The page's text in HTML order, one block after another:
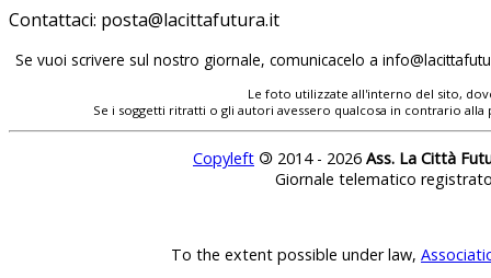
Contattaci: posta@lacittafutura.it
Se vuoi scrivere sul nostro giornale, comunicacelo a
Le foto utilizzate all'interno del sito,
Se i soggetti ritratti o gli autori avessero qualcosa in contrario
Copyleft © 2014 - 2026 Ass. La Città
Giornale telematico
To the extent possible under law,